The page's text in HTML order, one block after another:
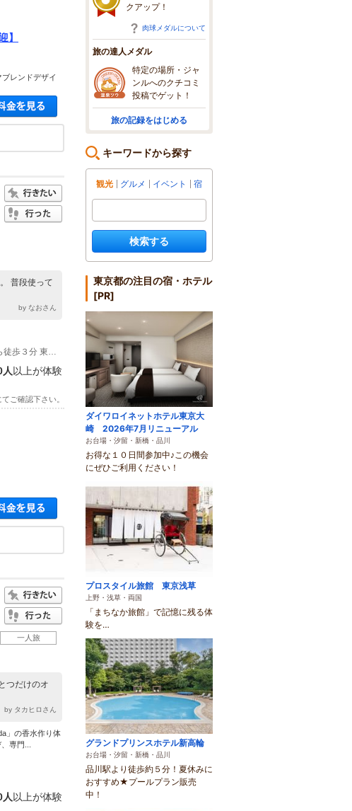
】
レンドデザイ
空き状況・料金を見る
普段使って
by なおさん
(1)JR飯田橋駅【西口】から徒歩6分 東京メトロ飯田橋駅【B3出口】から徒歩３分 東西線 神楽坂駅 徒歩7分 都営大江戸線 / 牛込神楽坂駅 徒歩8分
以上が体験
ご確認下さい。
空き状況・料金を見る
一人旅
つだけのオ
by タカヒロさん
」の香水作り体
専門...
以上が体験
クアップ！
肉球メダルについて
旅の達人メダル
特定の場所・ジャ
ンルへのクチコミ
投稿でゲット！
旅の記録をはじめる
キーワードから探す
観光 グルメ イベント 宿
検索する
東京都の注目の宿・ホテル
[PR]
ダイワロイネットホテル東京大
崎 2026年7月リニューアル
お台場・汐留・新橋・品川
お得な１０日間参加中♪この機会
にぜひご利用ください！
プロスタイル旅館 東京浅草
上野・浅草・両国
「まちなか旅館」で記憶に残る体
験を…
グランドプリンスホテル新高輪
お台場・汐留・新橋・品川
品川駅より徒歩約５分！夏休みに
おすすめ★プールプラン販売
中！